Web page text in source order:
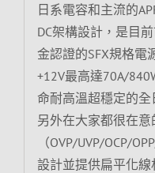
日系電容和主流的
DC架構設計，是目
金認證的SFX規格電
+12V最高達70A/
命耐高溫超穩定的全
另外在大家都很在
（OVP/UVP/OCP/
設計並提供扁平化